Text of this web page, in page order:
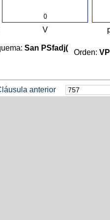
0
V
San PSfadj(
Orden:
anterior